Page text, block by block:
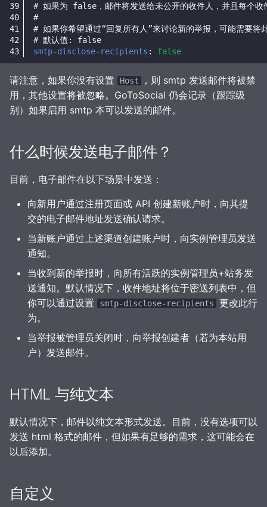
# 如果为 false，邮件将发送给未公开的收件人，并且每个收
#
# 如果你希望通过“回复所有人”来讨论新的举报，可能需要
# 默认值: false
smtp-disclose-recipients : false
请注意，如果你没有设置 Host
，则 smtp 发送邮件将被禁
用，其他设置将被忽略。GoToSocial 仍会记录（跟踪级
别）如果启用 smtp 本可以发送的邮件。
什么时候发送电子邮件？
目前，电子邮件在以下场景中发送：
向新用户通过注册页面或 API 创建新账户时，向其提
交的电子邮件地址发送确认请求。
当新账户通过上述渠道创建账户时，向实例管理员发送
通知。
当收到新的举报时，向所有活跃的实例管理员+站务发
送通知。默认情况下，收件地址将位于密送列表中，但
你可以通过设置
smtp-disclose-recipients
更改此行
为。
当举报被管理员关闭时，向举报创建者（若为本站用
户）发送邮件。
HTML 与纯文本
默认情况下，邮件以纯文本形式发送。目前，没有选项可以
发送 html 格式的邮件，但如果有足够的需求，这可能会在
以后添加。
自定义